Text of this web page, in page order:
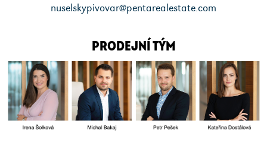
nuselskypivovar@pentarealestate.com
PRODEJNÍ TÝM